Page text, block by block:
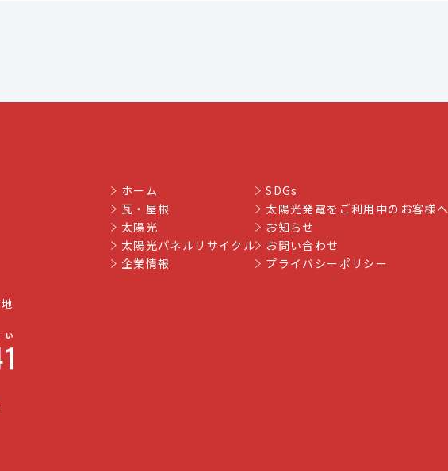
ホーム
瓦・屋根
太陽光
太陽光パネルリサイクル
企業情報
SDGs
太陽光発電をご利用中のお客様へ
お知らせ
お問い合わせ
プライバシーポリシー